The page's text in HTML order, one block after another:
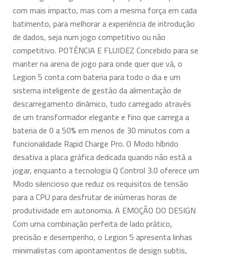
com mais impacto, mas com a mesma força em cada
batimento, para melhorar a experiência de introdução
de dados, seja num jogo competitivo ou não
competitivo. POTÊNCIA E FLUIDEZ Concebido para se
manter na arena de jogo para onde quer que vá, o
Legion 5 conta com bateria para todo o dia e um
sistema inteligente de gestão da alimentação de
descarregamento dinâmico, tudo carregado através
de um transformador elegante e fino que carrega a
bateria de 0 a 50% em menos de 30 minutos com a
funcionalidade Rapid Charge Pro. O Modo híbrido
desativa a placa gráfica dedicada quando não está a
jogar, enquanto a tecnologia Q Control 3.0 oferece um
Modo silencioso que reduz os requisitos de tensão
para a CPU para desfrutar de inúmeras horas de
produtividade em autonomia. A EMOÇÃO DO DESIGN
Com uma combinação perfeita de lado prático,
precisão e desempenho, o Legion 5 apresenta linhas
minimalistas com apontamentos de design subtis,